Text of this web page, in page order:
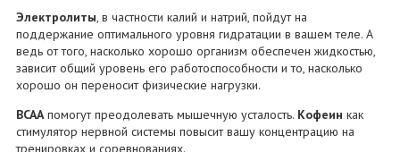
Электролиты, в частности калий и натрий, пойдут на
поддержание оптимального уровня гидратации в вашем теле. А
ведь от того, насколько хорошо организм обеспечен жидкостью,
зависит общий уровень его работоспособности и то, насколько
хорошо он переносит физические нагрузки.
BCAAпомогут преодолевать мышечную усталость. Кофеин как
стимулятор нервной системы повысит вашу концентрацию на
тренировках и соревнованиях.